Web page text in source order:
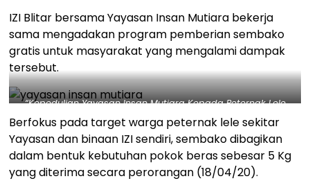
IZI Blitar bersama Yayasan Insan Mutiara bekerja
sama mengadakan program pemberian sembako
gratis untuk masyarakat yang mengalami dampak
tersebut.
“Kepedulian Yayasan Insan Mutiara Kepada Peternak Lele
manfaat. Dok. IZI
Berfokus pada target warga peternak lele sekitar
Yayasan dan binaan IZI sendiri, sembako dibagikan
dalam bentuk kebutuhan pokok beras sebesar 5 Kg
yang diterima secara perorangan (18/04/20).